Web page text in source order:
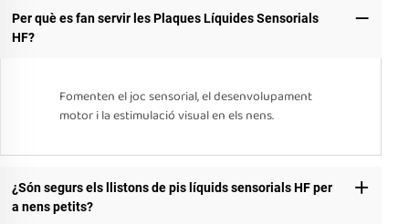
Per què es fan servir les Plaques Líquides Sensorials
HF?
Fomenten el joc sensorial, el desenvolupament
motor i la estimulació visual en els nens.
¿Són segurs els llistons de pis líquids sensorials HF per
a nens petits?